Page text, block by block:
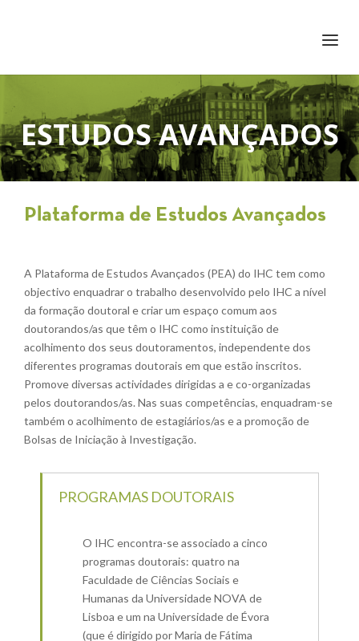
ESTUDOS AVANÇADOS
Plataforma de Estudos Avançados
A Plataforma de Estudos Avançados (PEA) do IHC tem como
objectivo enquadrar o trabalho desenvolvido pelo IHC a nível
da formação doutoral e criar um espaço comum aos
doutorandos/as que têm o IHC como instituição de
acolhimento dos seus doutoramentos, independente dos
diferentes programas doutorais em que estão inscritos.
Promove diversas actividades dirigidas a e co-organizadas
pelos doutorandos/as. Nas suas competências, enquadram-se
também o acolhimento de estagiários/as e a promoção de
Bolsas de Iniciação à Investigação.
PROGRAMAS DOUTORAIS
O IHC encontra-se associado a cinco
programas doutorais: quatro na
Faculdade de Ciências Sociais e
Humanas da Universidade NOVA de
Lisboa e um na Universidade de Évora
(que é dirigido por Maria de Fátima